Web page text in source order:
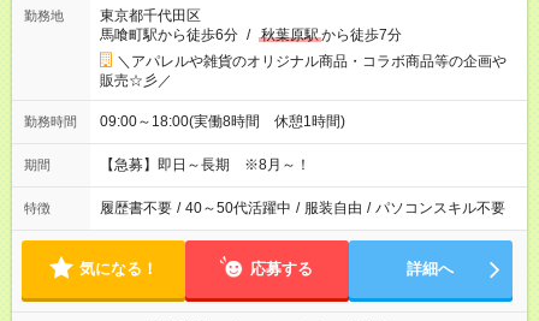
勤務地
東京都千代田区
馬喰町駅から徒歩6分 / 秋葉原駅から徒歩7分
＼アパレルや雑貨のオリジナル商品・コラボ商品等の企画や
販売☆彡／
勤務時間 09:00～18:00(実働8時間 休憩1時間)
期間 【急募】即日～長期 ※8月～！
特徴 履歴書不要 / 40～50代活躍中 / 服装自由 / パソコンスキル不要
気になる！ 応募する 詳細へ